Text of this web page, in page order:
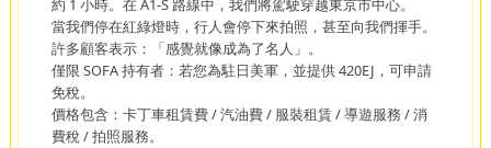
約 1 小時。在 A1-S 路線中，我們將駕駛穿越東京市中心。
當我們停在紅綠燈時，行人會停下來拍照，甚至向我們揮手。
許多顧客表示：「感覺就像成為了名人」。
僅限 SOFA 持有者：若您為駐日美軍，並提供 420EJ，可申請
免稅。
價格包含：卡丁車租賃費 / 汽油費 / 服裝租賃 / 導遊服務 / 消
費稅 / 拍照服務。